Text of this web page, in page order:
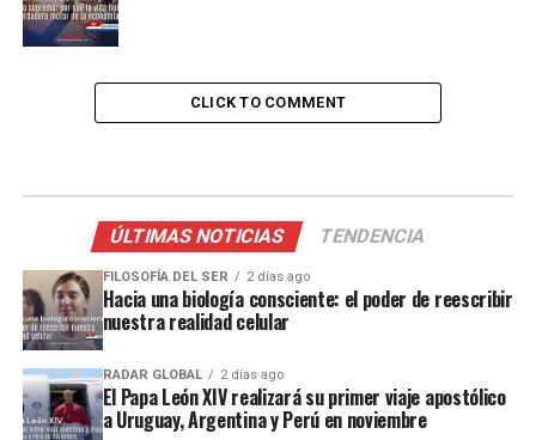
CLICK TO COMMENT
ÚLTIMAS NOTICIAS TENDENCIA
FILOSOFÍA DEL SER 2 días ago
Hacia una biología consciente: el poder de reescribir
nuestra realidad celular
RADAR GLOBAL 2 días ago
El Papa León XIV realizará su primer viaje apostólico
a Uruguay, Argentina y Perú en noviembre